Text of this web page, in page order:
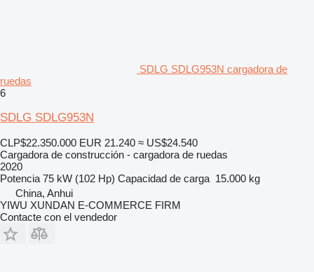
SDLG SDLG953N cargadora de
ruedas
6
SDLG SDLG953N
CLP$22.350.000 EUR 21.240 ≈ US$24.540
Cargadora de construcción - cargadora de ruedas
2020
Potencia 75 kW (102 Hp) Capacidad de carga 15.000 kg
China, Anhui
YIWU XUNDAN E-COMMERCE FIRM
Contacte con el vendedor